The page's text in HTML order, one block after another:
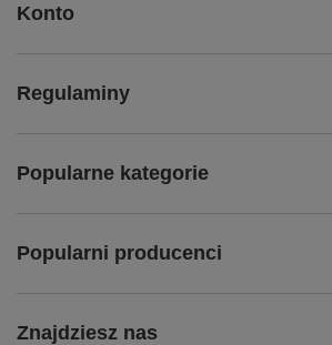
Konto
Regulaminy
Popularne kategorie
Popularni producenci
Znajdziesz nas